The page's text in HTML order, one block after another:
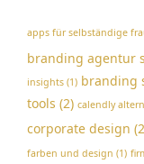
apps für selbständige
branding agentur
insights (1) branding
tools (2) calendly
corporate design
farben und design (1)